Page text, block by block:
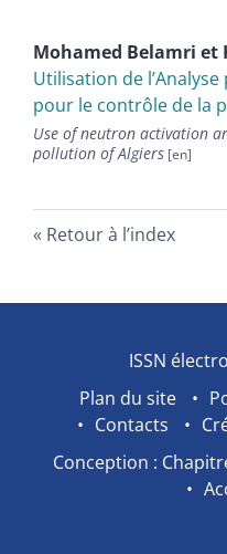
Mohamed Belamri et
Utilisation de
pour le contrôle de la
Use of neutron activation
pollution of Algiers
Retour à l’index
ISSN
Plan du site
Contacts
Conception :